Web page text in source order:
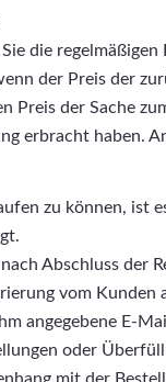
die regelmäßigen
der Preis der
Preis der Sache
erbracht haben.
zu können, ist
Abschluss der
vom Kunden
angegebene E-
oder